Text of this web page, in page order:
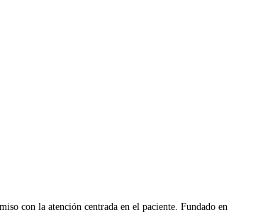
con la atención centrada en el paciente. Fundado en